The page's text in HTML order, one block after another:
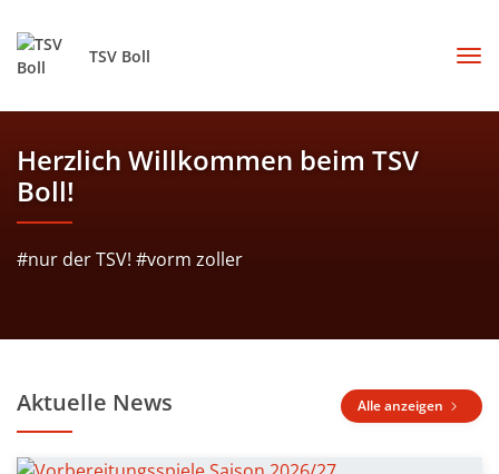
TSV Boll
Herzlich Willkommen beim TSV
Boll!
#nur der TSV! #vorm zoller
Aktuelle News Alle anzeigen